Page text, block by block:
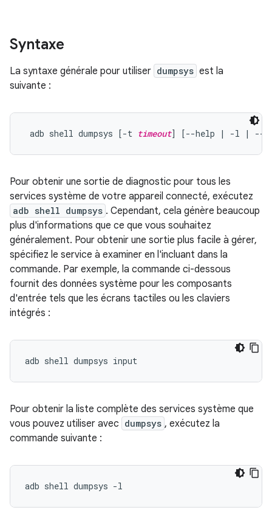
Syntaxe
La syntaxe générale pour utiliser dumpsys est la
suivante :
adb shell dumpsys [-t timeout] [--help | -l | --
Pour obtenir une sortie de diagnostic pour tous les
services système de votre appareil connecté, exécutez
adb shell dumpsys . Cependant, cela génère beaucoup
plus d'informations que ce que vous souhaitez
généralement. Pour obtenir une sortie plus facile à gérer,
spécifiez le service à examiner en l'incluant dans la
commande. Par exemple, la commande ci-dessous
fournit des données système pour les composants
d'entrée tels que les écrans tactiles ou les claviers
intégrés :
Pour obtenir la liste complète des services système que
vous pouvez utiliser avec dumpsys , exécutez la
commande suivante :